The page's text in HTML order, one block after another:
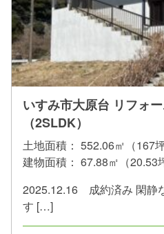
いすみ市大原台 リフォ
（2SLDK）
土地面積： 552.06㎡（167坪
建物面積： 67.88㎡（20.53
2025.12.16 成約済み 閑静
す […]